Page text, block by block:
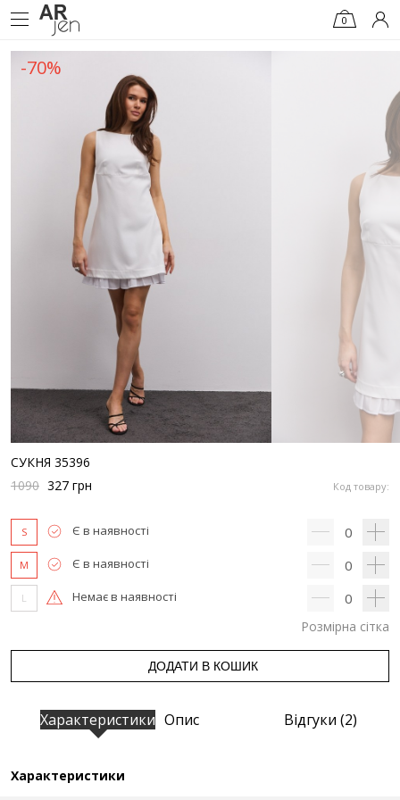
0
-70%
СУКНЯ 35396
Код товару:
1090 327 грн
S Є в наявності 0
M Є в наявності 0
L Немає в наявності 0
Розмірна сітка
ДОДАТИ В КОШИК
Характеристики Опис Відгуки (2)
Характеристики